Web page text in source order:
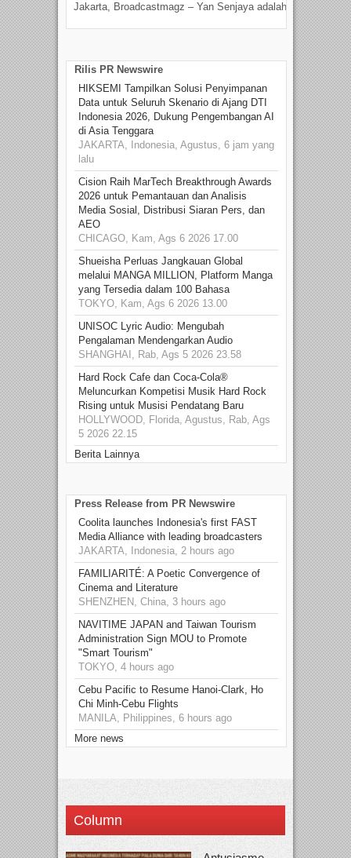
Jakarta, Broadcastmagz – Yan Senjaya adalah...
Rilis PR Newswire
HIKSEMI Tampilkan Solusi Penyimpanan
Data untuk Seluruh Skenario di Ajang DTI
Indonesia 2026, Dukung Pengembangan AI
di Asia Tenggara
JAKARTA, Indonesia, Agustus, 6 jam yang
lalu
Cision Raih MarTech Breakthrough Awards
2026 untuk Pemantauan dan Analisis
Media Sosial, Distribusi Siaran Pers, dan
AEO
CHICAGO, Kam, Ags 6 2026 17.00
Shueisha Perluas Jangkauan Global
melalui MANGA MILLION, Platform Manga
yang Tersedia dalam 100 Bahasa
TOKYO, Kam, Ags 6 2026 13.00
UNISOC Lyric Audio: Mengubah
Pengalaman Mendengarkan Audio
SHANGHAI, Rab, Ags 5 2026 23.58
Hard Rock Cafe dan Coca-Cola®
Meluncurkan Kompetisi Musik Hard Rock
Rising untuk Musisi Pendatang Baru
HOLLYWOOD, Florida, Agustus, Rab, Ags
5 2026 22.15
Berita Lainnya
Press Release from PR Newswire
Coolita launches Indonesia's first FAST
Media Alliance with leading broadcasters
JAKARTA, Indonesia, 2 hours ago
FAMILIARITÉ: A Poetic Convergence of
Cinema and Literature
SHENZHEN, China, 3 hours ago
NAVITIME JAPAN and Taiwan Tourism
Administration Sign MOU to Promote
"Smart Tourism"
TOKYO, 4 hours ago
Cebu Pacific to Resume Hanoi-Clark, Ho
Chi Minh-Cebu Flights
MANILA, Philippines, 6 hours ago
More news
Column